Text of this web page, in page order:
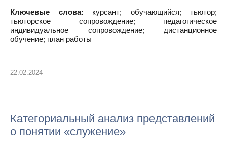
Ключевые слова: курсант; обучающийся; тьютор;
тьюторское сопровождение; педагогическое
индивидуальное сопровождение; дистанционное
обучение; план работы
22.02.2024
Категориальный анализ представлений
о понятии «служение»